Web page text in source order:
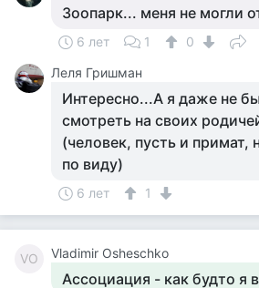
Зоопарк... меня не могли
6 лет 1
0
Леля Гришман
Интересно...А я даже не
смотреть на своих
(человек, пусть и примат,
по виду)
6 лет 1
VO Vladimir Osheschko
Ассоциация - как будто я